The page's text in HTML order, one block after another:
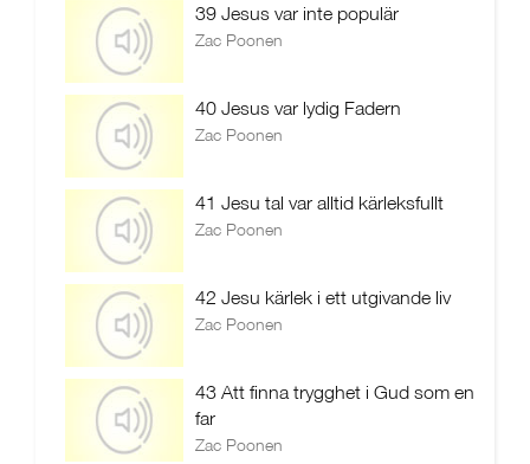
39 Jesus var inte populär
Zac Poonen
40 Jesus var lydig Fadern
Zac Poonen
41 Jesu tal var alltid kärleksfullt
Zac Poonen
42 Jesu kärlek i ett utgivande liv
Zac Poonen
43 Att finna trygghet i Gud som en
far
Zac Poonen